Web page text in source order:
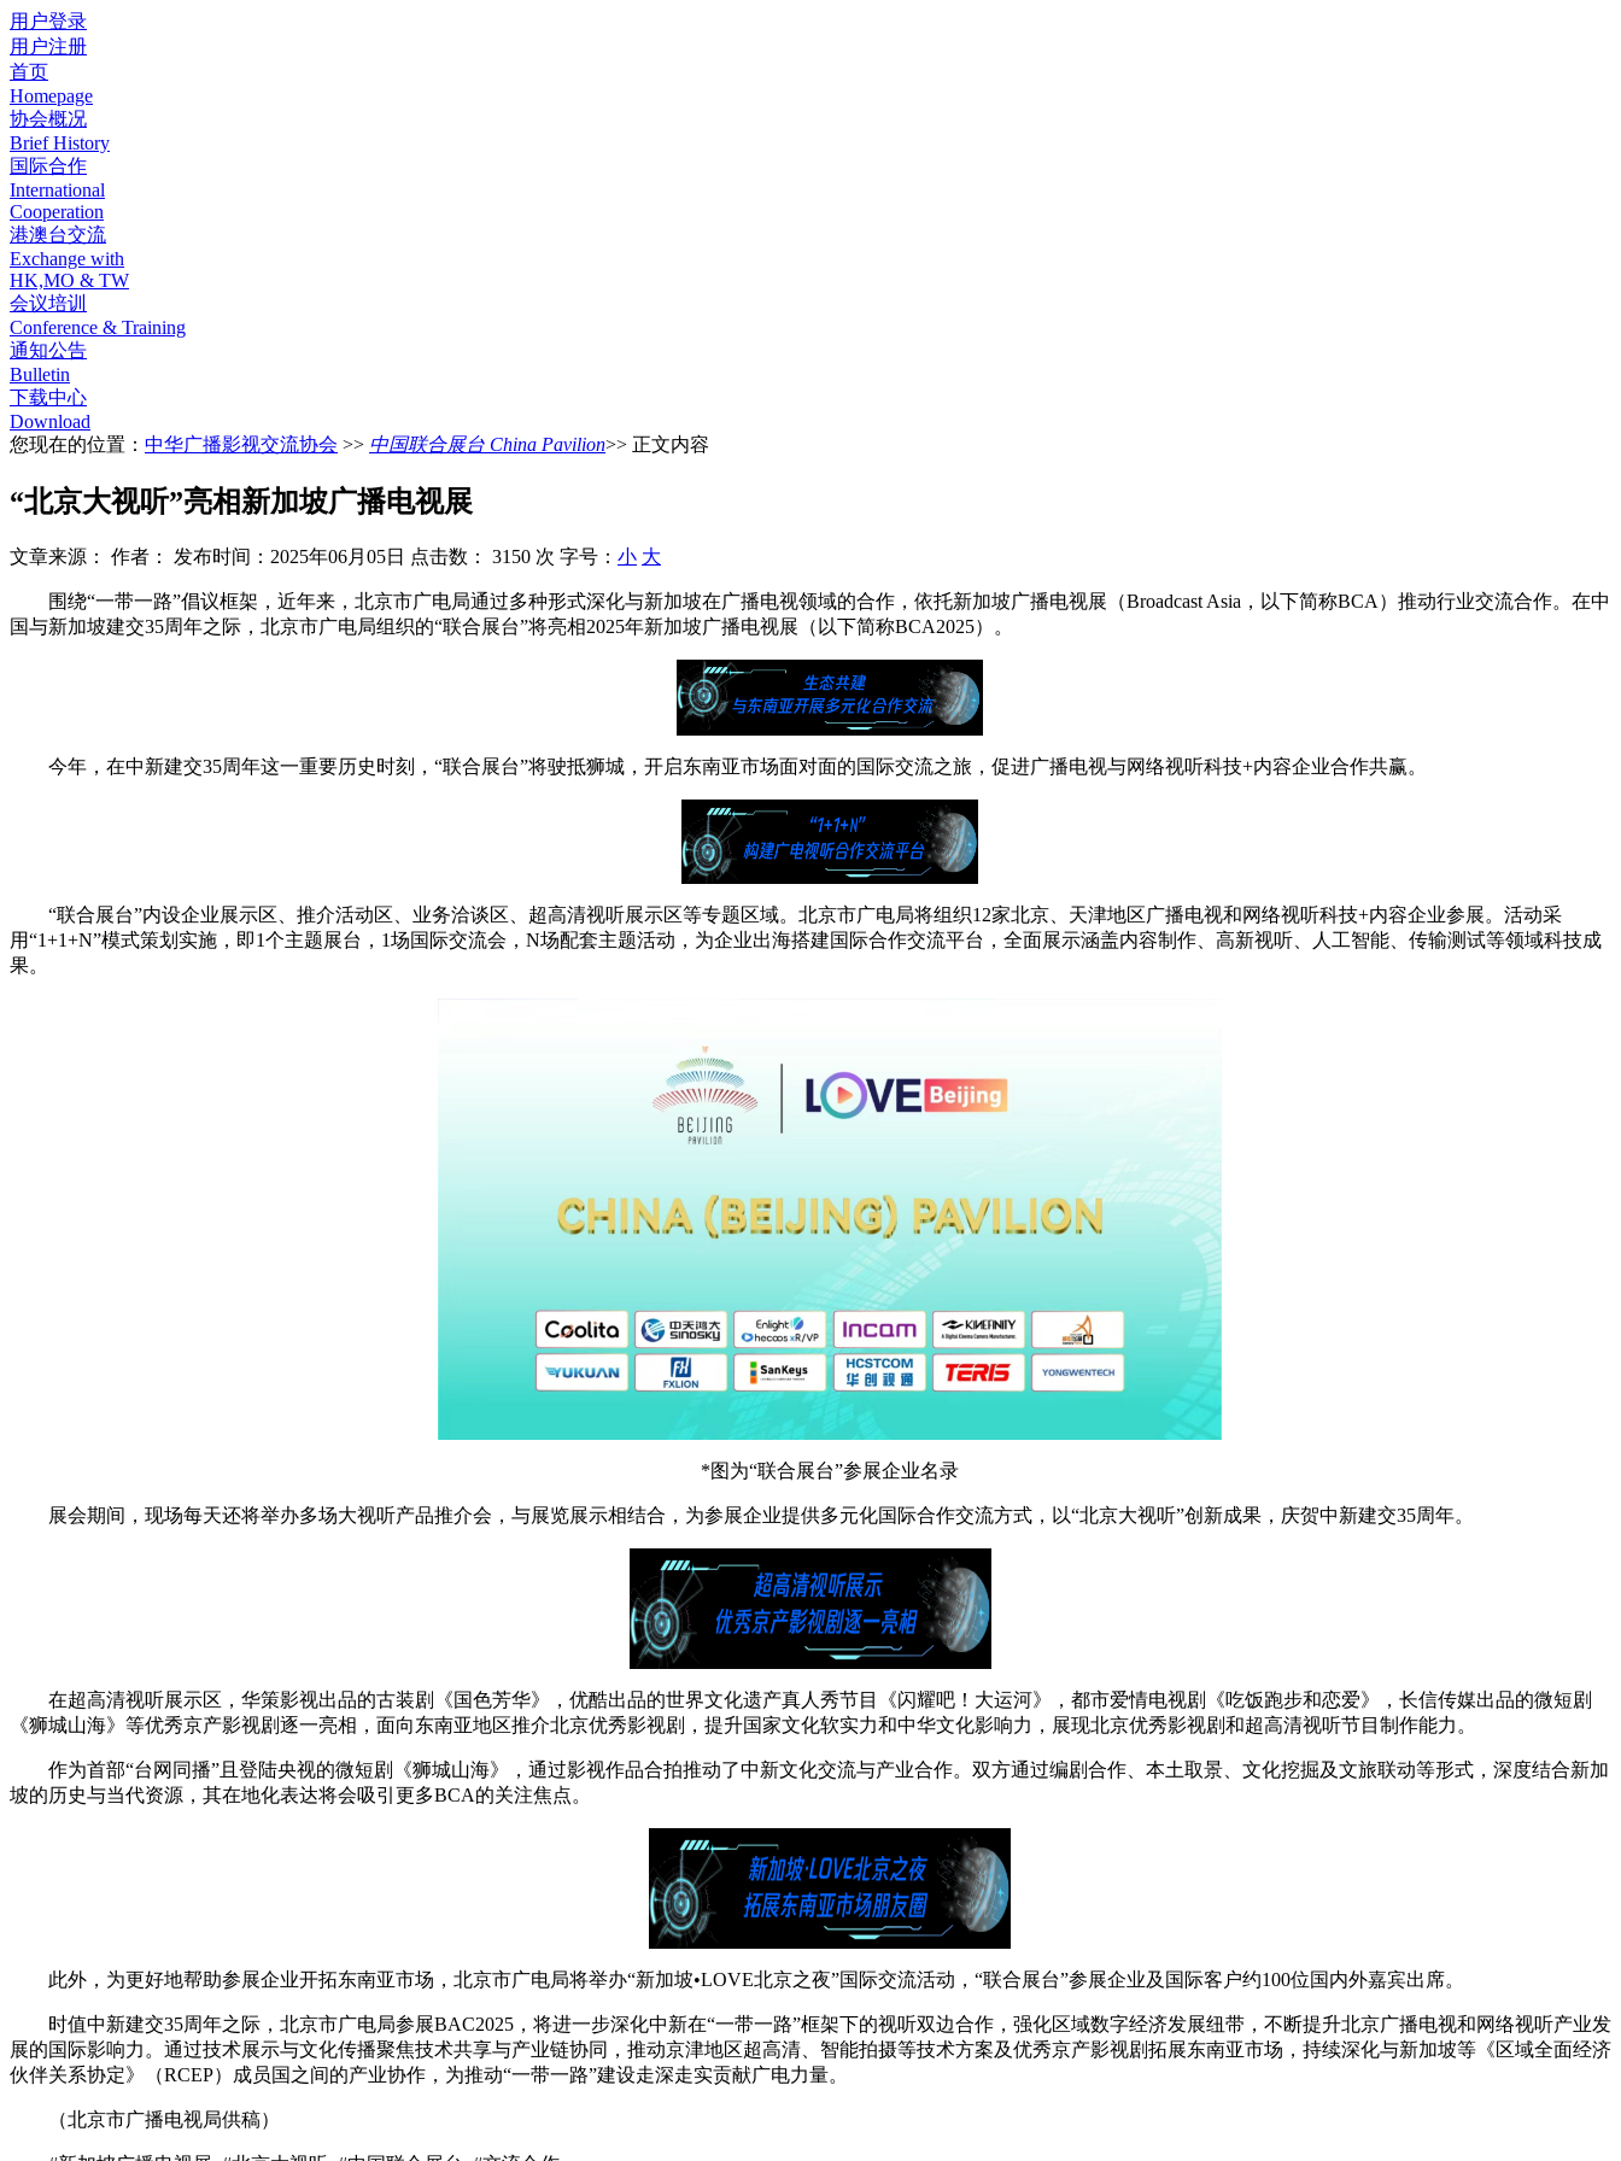
用户登录
用户注册
首页
Homepage
协会概况
Brief History
国际合作
International
Cooperation
港澳台交流
Exchange with
HK,MO & TW
会议培训
Conference & Training
通知公告
Bulletin
下载中心
Download
您现在的位置： 中华广播影视交流协会 >> 中国联合展台 China Pavilion>> 正文内容
“北京大视听”亮相新加坡广播电视展
文章来源： 作者： 发布时间：2025年06月05日 点击数： 3150 次 字号： 小 大
围绕“一带一路”倡议框架，近年来，北京市广电局通过多种形式深化与新加坡在广播电视领域的合作，依托新加坡广播电视展（Broadcast Asia，以下简称BCA）推动行业交流合作。在中
国与新加坡建交35周年之际，北京市广电局组织的“联合展台”将亮相2025年新加坡广播电视展（以下简称BCA2025）。
今年，在中新建交35周年这一重要历史时刻，“联合展台”将驶抵狮城，开启东南亚市场面对面的国际交流之旅，促进广播电视与网络视听科技+内容企业合作共赢。
“联合展台”内设企业展示区、推介活动区、业务洽谈区、超高清视听展示区等专题区域。北京市广电局将组织12家北京、天津地区广播电视和网络视听科技+内容企业参展。活动采
用“1+1+N”模式策划实施，即1个主题展台，1场国际交流会，N场配套主题活动，为企业出海搭建国际合作交流平台，全面展示涵盖内容制作、高新视听、人工智能、传输测试等领域科技成
果。
*图为“联合展台”参展企业名录
展会期间，现场每天还将举办多场大视听产品推介会，与展览展示相结合，为参展企业提供多元化国际合作交流方式，以“北京大视听”创新成果，庆贺中新建交35周年。
在超高清视听展示区，华策影视出品的古装剧《国色芳华》，优酷出品的世界文化遗产真人秀节目《闪耀吧！大运河》，都市爱情电视剧《吃饭跑步和恋爱》，长信传媒出品的微短剧
《狮城山海》等优秀京产影视剧逐一亮相，面向东南亚地区推介北京优秀影视剧，提升国家文化软实力和中华文化影响力，展现北京优秀影视剧和超高清视听节目制作能力。
作为首部“台网同播”且登陆央视的微短剧《狮城山海》，通过影视作品合拍推动了中新文化交流与产业合作。双方通过编剧合作、本土取景、文化挖掘及文旅联动等形式，深度结合新加
坡的历史与当代资源，其在地化表达将会吸引更多BCA的关注焦点。
此外，为更好地帮助参展企业开拓东南亚市场，北京市广电局将举办“新加坡•LOVE北京之夜”国际交流活动，“联合展台”参展企业及国际客户约100位国内外嘉宾出席。
时值中新建交35周年之际，北京市广电局参展BAC2025，将进一步深化中新在“一带一路”框架下的视听双边合作‌，强化区域数字经济发展纽带，不断提升北京广播电视和网络视听产业发
展的国际影响力。通过技术展示与文化传播聚焦技术共享与产业链协同，推动京津地区超高清、智能拍摄等技术方案及优秀京产影视剧拓展东南亚市场，持续深化与新加坡等《区域全面经济
伙伴关系协定》（RCEP）成员国之间的产业协作，为推动“一带一路”建设走深走实贡献广电力量。
（北京市广播电视局供稿）